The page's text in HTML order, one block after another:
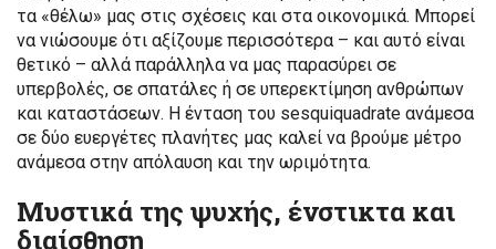
τα «θέλω» μας στις σχέσεις και στα οικονομικά. Μπορεί
να νιώσουμε ότι αξίζουμε περισσότερα – και αυτό είναι
θετικό – αλλά παράλληλα να μας παρασύρει σε
υπερβολές, σε σπατάλες ή σε υπερεκτίμηση ανθρώπων
και καταστάσεων. Η ένταση του sesquiquadrate ανάμεσα
σε δύο ευεργέτες πλανήτες μας καλεί να βρούμε μέτρο
ανάμεσα στην απόλαυση και την ωριμότητα.
Μυστικά της ψυχής, ένστικτα και
διαίσθηση